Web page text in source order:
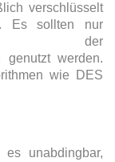
verschlüsselt
Es sollten nur
der
genutzt werden.
wie DES
unabdingbar,